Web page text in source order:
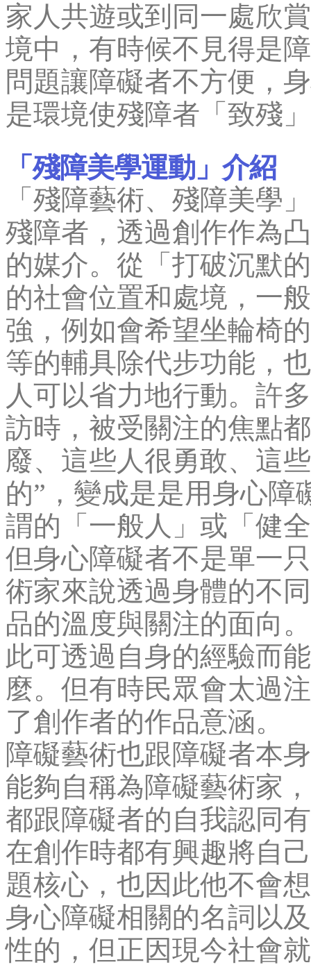
家人共遊或到同一處欣
境中，有時候不見得是
問題讓障礙者不方便，
是環境使殘障者「致殘
「殘障美學運動」介紹
「殘障藝術、殘障美學
殘障者，透過創作作為
的媒介。從「打破沉默
的社會位置和處境，一
強，例如會希望坐輪椅
等的輔具除代步功能，
人可以省力地行動。許
訪時，被受關注的焦點
廢、這些人很勇敢、這
的”，變成是是用身心障
謂的「一般人」或「健
但身心障礙者不是單一
術家來說透過身體的不
品的溫度與關注的面向
此可透過自身的經驗而
麼。但有時民眾會太過
了創作者的作品意涵。
障礙藝術也跟障礙者本
能夠自稱為障礙藝術家
都跟障礙者的自我認同
在創作時都有興趣將自
題核心，也因此他不會
身心障礙相關的名詞以
性的，但正因現今社會